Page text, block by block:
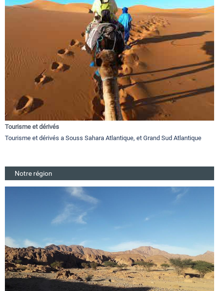
Tourisme et dérivés
Tourisme et dérivés a Souss Sahara Atlantique, et Grand Sud Atlantique
Notre région